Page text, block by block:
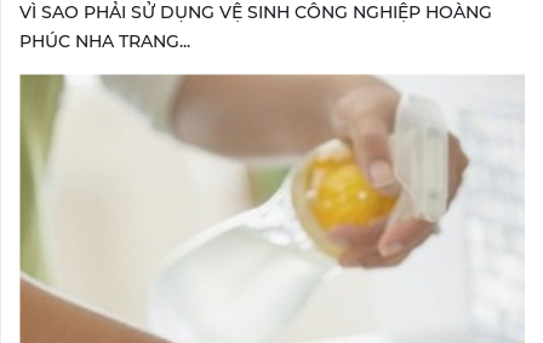
VÌ SAO PHẢI SỬ DỤNG VỆ SINH CÔNG NGHIỆP HOÀNG
PHÚC NHA TRANG...